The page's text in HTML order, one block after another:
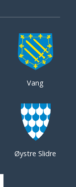
Vang
Øystre Slidre